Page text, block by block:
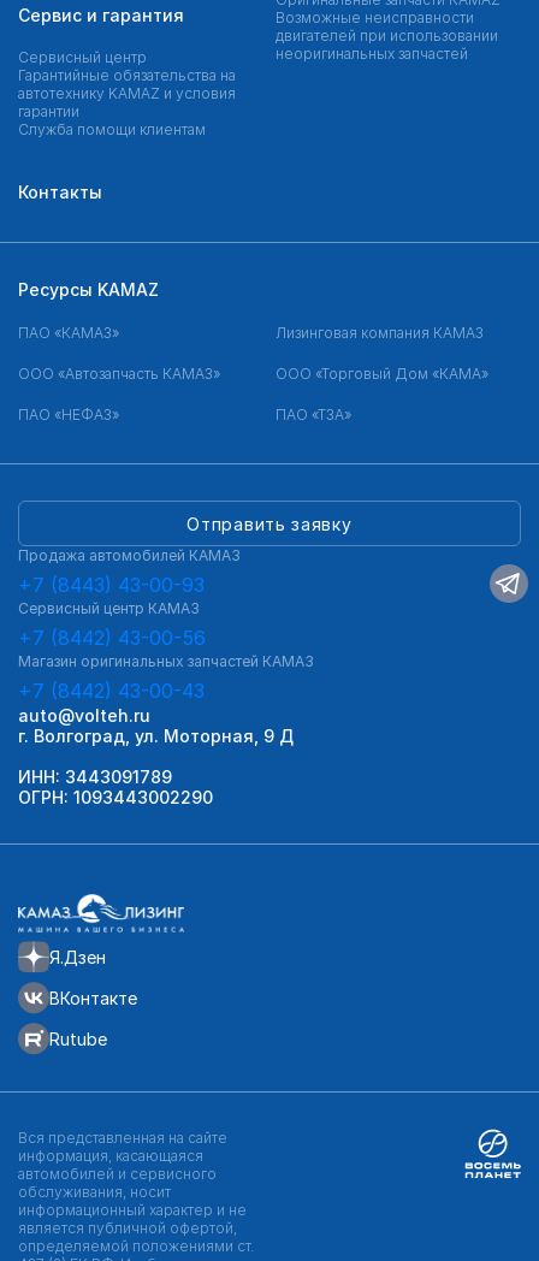
Сервис и гарантия
Сервисный центр
Гарантийные обязательства на
автотехнику KAMAZ и условия
гарантии
Служба помощи клиентам
Возможные неисправности
двигателей при использовании
неоригинальных запчастей
Контакты
Я.Дзен
ВКонтакте
Rutube
Отправить заявку
Продажа автомобилей КАМАЗ
+7 (8443) 43-00-93
Сервисный центр КАМАЗ
+7 (8442) 43-00-56
Магазин оригинальных запчастей КАМАЗ
+7 (8442) 43-00-43
auto@volteh.ru
г. Волгоград, ул. Моторная, 9 Д
ИНН: 3443091789
ОГРН: 1093443002290
Ресурсы KAMAZ
ПАО «КАМАЗ» Лизинговая компания КАМАЗ
ООО «Автозапчасть КАМАЗ» ООО «Торговый Дом «КАМА»
ПАО «НЕФАЗ» ПАО «ТЗА»
Вся представленная на сайте
информация, касающаяся
автомобилей и сервисного
обслуживания, носит
информационный характер и не
является публичной офертой,
определяемой положениями ст.